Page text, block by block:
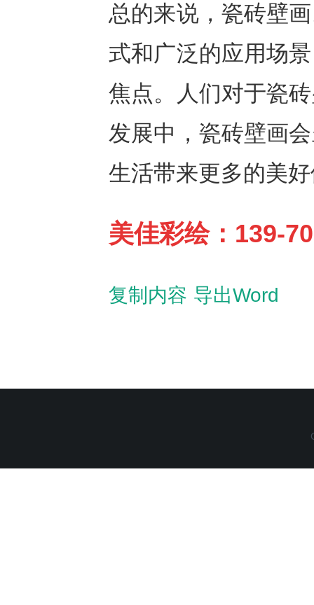
总的来说，瓷砖壁
式和广泛的应用场
焦点。人们对于瓷
发展中，瓷砖壁画
生活带来更多的美
美佳彩绘：139-
复制内容 导出Word